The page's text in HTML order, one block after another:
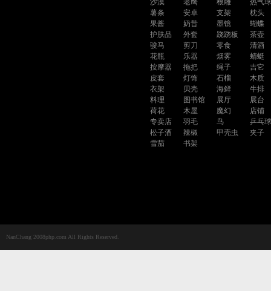
沙漠 老鹰 根雕
热气球
薯条
安卓 支架
枕头
果酱
奶昔 墨镜
蝴蝶
护肤品
外套 跷跷板
茶壶
骏马
剪刀 零食
清酒
花瓶
乐器 烟雾
蜻蜓
按摩器
拖把 绳子
吉它
皮套
灯饰 石榴
木质
衣架
贝壳 海鲜
牛排
料理
图书馆 展厅
展台
荷花
木屋 魔幻
店铺
专卖店
羽毛 鸟
乒乓球
松子酒
辣椒 甲壳虫
夹子
雪茄
书架
NanChang 2008php.com All Rights Reserved.